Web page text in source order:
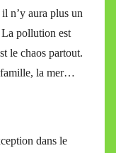
n’y aura plus un
La pollution est
le chaos partout.
famille, la mer…
dans le